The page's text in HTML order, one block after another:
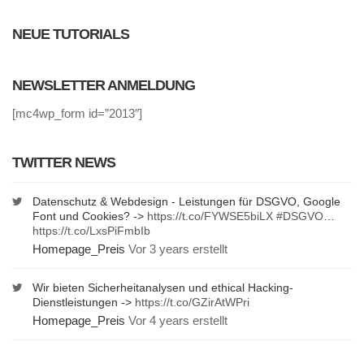
NEUE TUTORIALS
NEWSLETTER ANMELDUNG
[mc4wp_form id=”2013″]
TWITTER NEWS
Datenschutz & Webdesign - Leistungen für DSGVO, Google
Font und Cookies? -> https://t.co/FYWSE5biLX #DSGVO
https://t.co/LxsPiFmbIb
Homepage_Preis Vor 3 years erstellt
Wir bieten Sicherheitanalysen und ethical Hacking-
Dienstleistungen -> https://t.co/GZirAtWPri
Homepage_Preis Vor 4 years erstellt